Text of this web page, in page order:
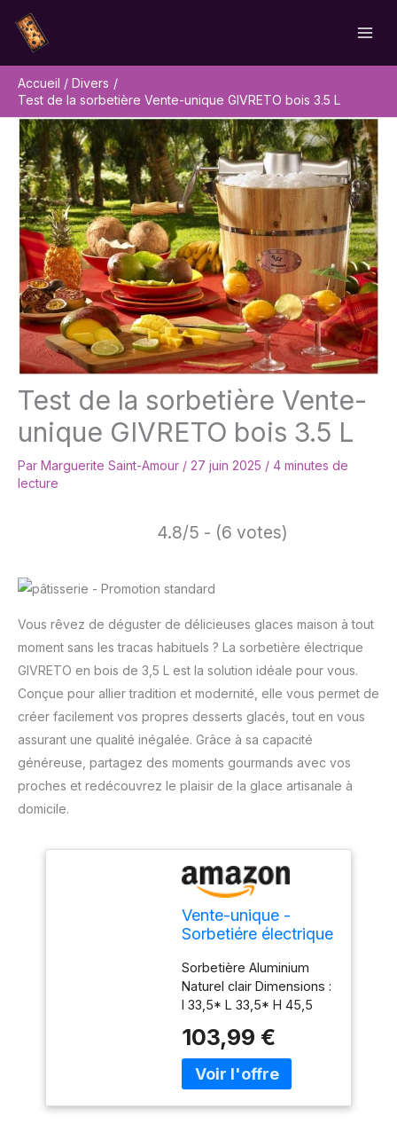
contenu
Accueil
Divers
Test de la sorbetière Vente-unique GIVRETO bois 3.5 L
Test de la sorbetière Vente-
unique GIVRETO bois 3.5 L
Par Marguerite Saint-Amour / 27 juin 2025 / 4 minutes de
lecture
4.8/5 - (6 votes)
Vous rêvez de déguster de délicieuses glaces maison à tout
moment sans les tracas habituels ? La sorbetière électrique
GIVRETO en bois de 3,5 L est la solution idéale pour vous.
Conçue pour allier tradition et modernité, elle vous permet de
créer facilement vos propres desserts glacés, tout en vous
assurant une qualité inégalée. Grâce à sa capacité
généreuse, partagez des moments gourmands avec vos
proches et redécouvrez le plaisir de la glace artisanale à
domicile.
Vente-unique -
Sorbetiére électrique
3.5 L
Sorbetière Aluminium
Naturel clair Dimensions :
l 33,5* L 33,5* H 45,5
de pin! Double utilisation:
manuelle et électrique.
Gros volume pour
103,99 €
Rechercher